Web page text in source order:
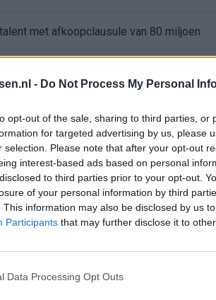
- Do Not Process My Personal
opt-out of the sale, sharing to third parties, or
for targeted advertising by us, please
selection. Please note that after your opt-out
interest-based ads based on personal
to third parties prior to your opt-out.
of your personal information by third
This information may also be disclosed by us
Participants that may further disclose it to
Data Processing Opt Outs
met afkoopclausule van 80 miljoen
voor bedrag boven de vraagprijs
en mag tóch verder
zo ziet de route naar het nieuwe
Ajax met lege handen achter
na Oranje-vragen abrupt af